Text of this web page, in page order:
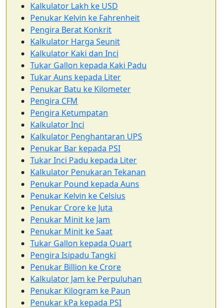
Kalkulator Lakh ke USD
Penukar Kelvin ke Fahrenheit
Pengira Berat Konkrit
Kalkulator Harga Seunit
Kalkulator Kaki dan Inci
Tukar Gallon kepada Kaki Padu
Tukar Auns kepada Liter
Penukar Batu ke Kilometer
Pengira CFM
Pengira Ketumpatan
Kalkulator Inci
Kalkulator Penghantaran UPS
Penukar Bar kepada PSI
Tukar Inci Padu kepada Liter
Kalkulator Penukaran Tekanan
Penukar Pound kepada Auns
Penukar Kelvin ke Celsius
Penukar Crore ke Juta
Penukar Minit ke Jam
Penukar Minit ke Saat
Tukar Gallon kepada Quart
Pengira Isipadu Tangki
Penukar Billion ke Crore
Kalkulator Jam ke Perpuluhan
Penukar Kilogram ke Paun
Penukar kPa kepada PSI